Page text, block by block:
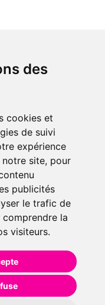
des
cookies et
de suivi
expérience
site, pour
publicités
le trafic de
la
visiteurs.
commande à Amiens
recevez-là rapidement
vous souhaitent de
beauté et
Pharmacie d’Amiens.
20000 références en
(vétérinaire).
en ligne et venez